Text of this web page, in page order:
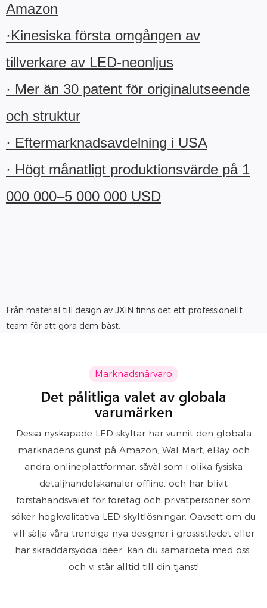
Amazon
·Kinesiska första omgången av
tillverkare av LED-neonljus
· Mer än 30 patent för originalutseende
och struktur
· Eftermarknadsavdelning i USA
· Högt månatligt produktionsvärde på 1
000 000–5 000 000 USD
Från material till design av JXIN finns det ett professionellt
team för att göra dem bäst.
Marknadsnärvaro
Det pålitliga valet av globala
varumärken
Dessa nyskapade LED-skyltar har vunnit den globala
marknadens gunst på Amazon, Wal Mart, eBay och
andra onlineplattformar, såväl som i olika fysiska
detaljhandelskanaler offline, och har blivit
förstahandsvalet för företag och privatpersoner som
söker högkvalitativa LED-skyltlösningar. Oavsett om du
vill sälja våra trendiga nya designer i grossistledet eller
har skräddarsydda idéer, kan du samarbeta med oss ​​
och vi står alltid till din tjänst!